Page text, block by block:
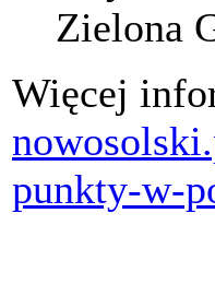
Zielona
Więcej
punkty-w-